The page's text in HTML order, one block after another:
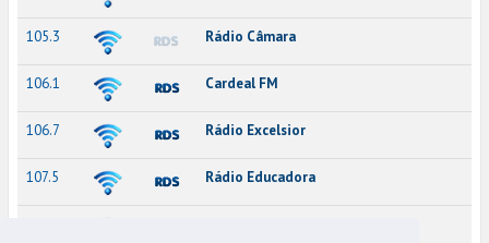
105.3 Rádio Câmara
106.1 Cardeal FM
106.7 Rádio Excelsior
107.5 Rádio Educadora